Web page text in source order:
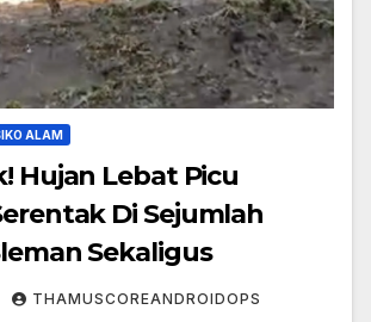
ALAM
Hujan Lebat Picu
Di Sejumlah
Sekaligus
THAMUSCOREANDROIDOPS